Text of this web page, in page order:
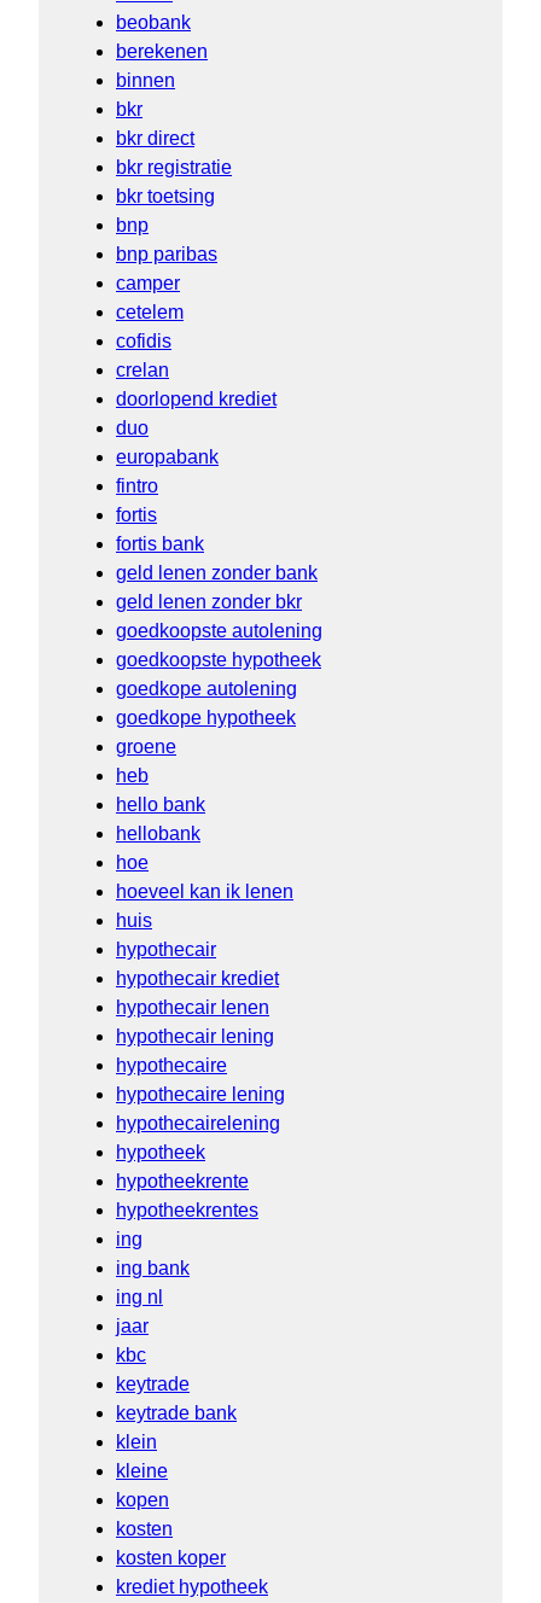
beobank
berekenen
binnen
bkr
bkr direct
bkr registratie
bkr toetsing
bnp
bnp paribas
camper
cetelem
cofidis
crelan
doorlopend krediet
duo
europabank
fintro
fortis
fortis bank
geld lenen zonder bank
geld lenen zonder bkr
goedkoopste autolening
goedkoopste hypotheek
goedkope autolening
goedkope hypotheek
groene
heb
hello bank
hellobank
hoe
hoeveel kan ik lenen
huis
hypothecair
hypothecair krediet
hypothecair lenen
hypothecair lening
hypothecaire
hypothecaire lening
hypothecairelening
hypotheek
hypotheekrente
hypotheekrentes
ing
ing bank
ing nl
jaar
kbc
keytrade
keytrade bank
klein
kleine
kopen
kosten
kosten koper
krediet hypotheek